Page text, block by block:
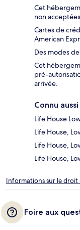
Cet
non
Cartes de
American
Des modes
Cet
pré-
arrivée.
Connu
Life House
Life House,
Life House,
Life House,
Informations sur le
Foire aux